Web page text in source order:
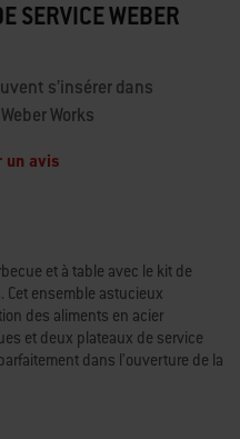
SERVICE WEBER
s’insérer dans
Works
un avis
et à table avec le kit de
Cet ensemble astucieux
des aliments en acier
et deux plateaux de service
dans l’ouverture de la
viandes ou conservez les